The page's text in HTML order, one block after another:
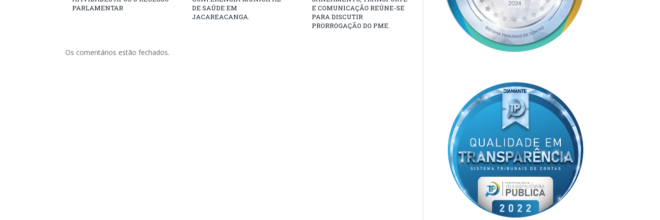
PARLAMENTAR
DE SAÚDE EM
JACAREACANGA.
E COMUNICAÇÃO REÚNE-SE
PARA DISCUTIR
PRORROGAÇÃO DO PME.
Os comentários estão fechados.